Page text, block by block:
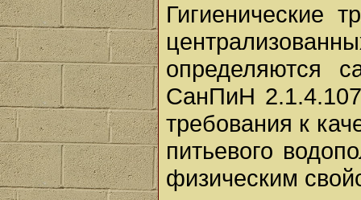
Гигиенические
определяются
СанПиН
требования к
питьевого
физическим